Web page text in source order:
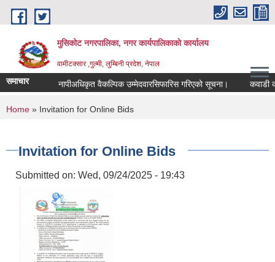
Skip to main content
मुसिकोट नगरपालिका, नगर कार्यपालिकाकाे कार्यालय
वामीटक्सार ,गुल्मी, लुम्बिनी प्रदेश, नेपाल
समाचार नापीअधिकृत वैकल्पिक उम्मेदवारसिफारिस गरिएको सूचना। कवाडी
You are here
Home » Invitation for Online Bids
Invitation for Online Bids
Submitted on: Wed, 09/24/2025 - 19:43